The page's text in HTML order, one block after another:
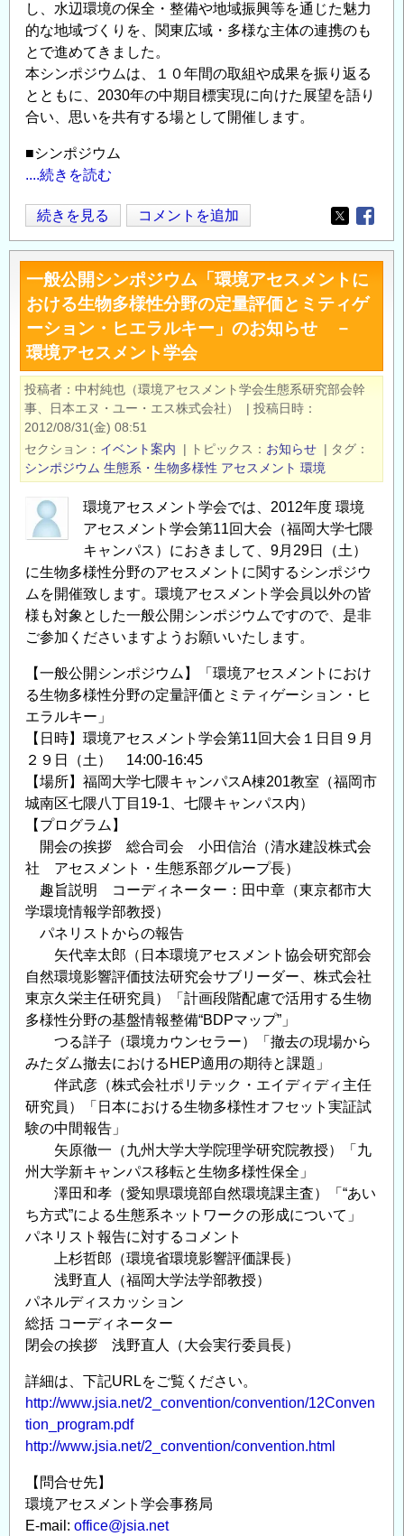
し、水辺環境の保全・整備や地域振興等を通じた魅力
的な地域づくりを、関東広域・多様な主体の連携のも
とで進めてきました。
本シンポジウムは、１０年間の取組や成果を振り返る
とともに、2030年の中期目標実現に向けた展望を語り
合い、思いを共有する場として開催します。
■シンポジウム
....続きを読む
関
東
エ
コ
ロ
ジ
カ
ル・
ネ
ッ
ト
ワ
ー
ク
年
シ
ン
ポ
ジ
ウ
ム
関
東
の
空
に
コ
ウ
ノ
ト
リ
ト
キ
が
う！
～
環
と
水
の
環・
10
年
歩
み
と
こ
れ
か
ら
続きを見る コメントを追加
Opens in
一般公開シンポジウム「環境アセスメントに
おける生物多様性分野の定量評価とミティゲ
ーション・ヒエラルキー」のお知らせ －
環境アセスメント学会
投稿者
中村純也（環境アセスメント学会生態系研究部会幹
事、日本エヌ・ユー・エス株式会社）
| 投稿日時
2012/08/31(金) 08:51
セクション
イベント案内 | トピックス お知らせ | タグ
シンポジウム 生態系・生物多様性 アセスメント 環境
環境アセスメント学会では、2012年度 環境
アセスメント学会第11回大会（福岡大学七隈
キャンパス）におきまして、9月29日（土）
に生物多様性分野のアセスメントに関するシンポジウ
ムを開催致します。環境アセスメント学会員以外の皆
様も対象とした一般公開シンポジウムですので、是非
ご参加くださいますようお願いいたします。
【一般公開シンポジウム】「環境アセスメントにおけ
る生物多様性分野の定量評価とミティゲーション・ヒ
エラルキー」
【日時】環境アセスメント学会第11回大会１日目９月
２９日（土） 14:00-16:45
【場所】福岡大学七隈キャンパスA棟201教室（福岡市
城南区七隈八丁目19-1、七隈キャンパス内）
【プログラム】
開会の挨拶 総合司会 小田信治（清水建設株式会
社 アセスメント・生態系部グループ長）
趣旨説明 コーディネーター：田中章（東京都市大
学環境情報学部教授）
パネリストからの報告
矢代幸太郎（日本環境アセスメント協会研究部会
自然環境影響評価技法研究会サブリーダー、株式会社
東京久栄主任研究員）「計画段階配慮で活用する生物
多様性分野の基盤情報整備“BDPマップ”」
つる詳子（環境カウンセラー）「撤去の現場から
みたダム撤去におけるHEP適用の期待と課題」
伴武彦（株式会社ポリテック・エイディディ主任
研究員）「日本における生物多様性オフセット実証試
験の中間報告」
矢原徹一（九州大学大学院理学研究院教授）「九
州大学新キャンパス移転と生物多様性保全」
澤田和孝（愛知県環境部自然環境課主査）「“あい
ち方式”による生態系ネットワークの形成について」
パネリスト報告に対するコメント
上杉哲郎（環境省環境影響評価課長）
浅野直人（福岡大学法学部教授）
パネルディスカッション
総括 コーディネーター
閉会の挨拶 浅野直人（大会実行委員長）
詳細は、下記URLをご覧ください。
http://www.jsia.net/2_convention/convention/12Conven
tion_program.pdf
http://www.jsia.net/2_convention/convention.html
【問合せ先】
環境アセスメント学会事務局
E-mail: office@jsia.net